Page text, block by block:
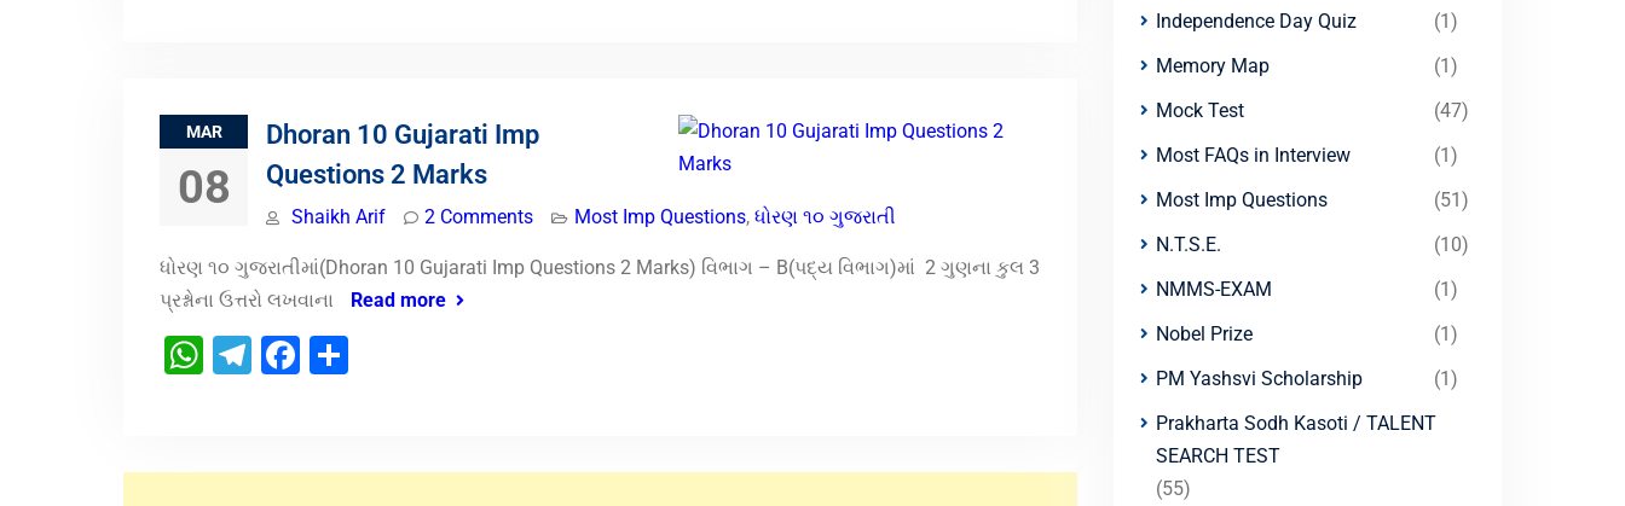
MAR
08
Dhoran 10 Gujarati Imp
Questions 2 Marks
Shaikh Arif 2 Comments Most Imp Questions, ધોરણ ૧૦ ગુજરાતી
ધોરણ ૧૦ ગુજરાતીમાં(Dhoran 10 Gujarati Imp Questions 2 Marks) વિભાગ – B(પદ્ય વિભાગ)માં 2 ગુણના કુલ 3
પ્રશ્નોના ઉત્તરો લખવાના
Read more
WhatsApp
Telegram
Facebook
Independence Day Quiz
(1)
Memory Map
(1)
Mock Test
(47)
Most FAQs in Interview
(1)
Most Imp Questions
(51)
N.T.S.E.
(10)
NMMS-EXAM
(1)
Nobel Prize
(1)
PM Yashsvi Scholarship
(1)
Prakharta Sodh Kasoti / TALENT
SEARCH TEST
(55)